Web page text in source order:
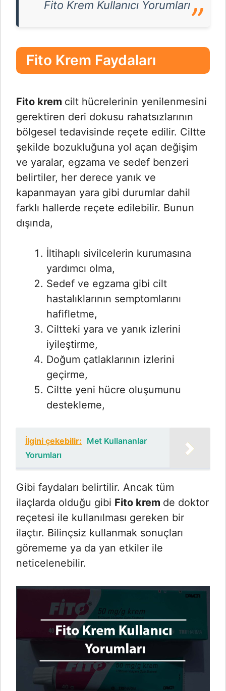
Fito Krem Kullanıcı Yorumları
Fito Krem Faydaları
Fito krem cilt hücrelerinin yenilenmesini
gerektiren deri dokusu rahatsızlarının
bölgesel tedavisinde reçete edilir. Ciltte
şekilde bozukluğuna yol açan değişim
ve yaralar, egzama ve sedef benzeri
belirtiler, her derece yanık ve
kapanmayan yara gibi durumlar dahil
farklı hallerde reçete edilebilir. Bunun
dışında,
İltihaplı sivilcelerin kurumasına
yardımcı olma,
Sedef ve egzama gibi cilt
hastalıklarının semptomlarını
hafifletme,
Ciltteki yara ve yanık izlerini
iyileştirme,
Doğum çatlaklarının izlerini
geçirme,
Ciltte yeni hücre oluşumunu
destekleme,
İlgini çekebilir: Met Kullananlar
Yorumları
Gibi faydaları belirtilir. Ancak tüm
ilaçlarda olduğu gibi Fito krem de doktor
reçetesi ile kullanılması gereken bir
ilaçtır. Bilinçsiz kullanmak sonuçları
görememe ya da yan etkiler ile
neticelenebilir.